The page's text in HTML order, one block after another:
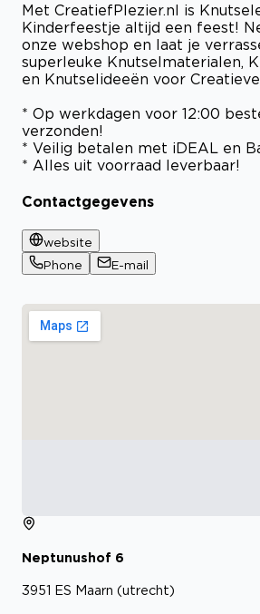
Met CreatiefPlezier.nl is
Kinderfeestje altijd een feest!
onze webshop en laat je
superleuke Knutselmaterialen,
en Knutselideeën voor
* Op werkdagen voor 12:00
verzonden!
* Veilig betalen met iDEAL en
* Alles uit voorraad leverbaar!
Contactgegevens
website
Phone
E-mail
Neptunushof 6
3951 ES Maarn (utrecht)